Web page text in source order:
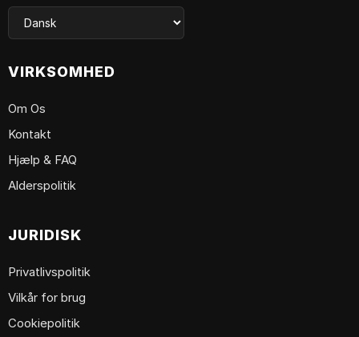
VIRKSOMHED
Om Os
Kontakt
Hjælp & FAQ
Alderspolitik
JURIDISK
Privatlivspolitik
Vilkår for brug
Cookiepolitik